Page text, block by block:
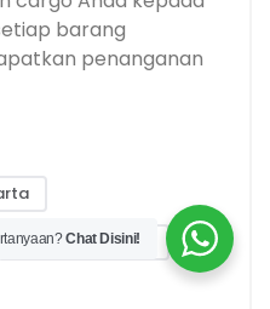
barang
penanganan
ekspedisi jakarta
Chat Disini!